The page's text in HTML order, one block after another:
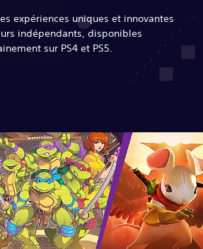
expériences uniques et innovantes
indépendants, disponibles
sur PS4 et PS5.